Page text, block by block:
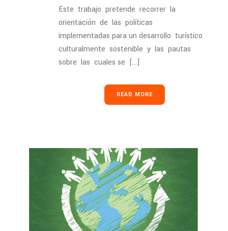
Este trabajo pretende recorrer la
orientación de las políticas
implementadas para un desarrollo turístico
culturalmente sostenible y las pautas
sobre las cuales se [...]
READ MORE